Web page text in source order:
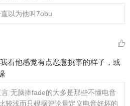
以为他叫7obu
我看他感觉有点恶意挑事的样子，或
无脑捧fade的大多是那些不懂电音
较浅而只根据评论量定义电音好坏的